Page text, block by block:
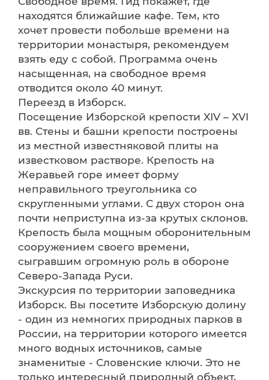
находятся ближайшие кафе. Тем, кто
хочет провести побольше времени на
территории монастыря, рекомендуем
взять еду с собой. Программа очень
насыщенная, на свободное время
отводится около 40 минут.
Переезд в Изборск.
Посещение Изборской крепости XIV – XVI
вв. Стены и башни крепости построены
из местной известняковой плиты на
известковом растворе. Крепость на
Жеравьей горе имеет форму
неправильного треугольника со
скругленными углами. С двух сторон она
почти неприступна из-за крутых склонов.
Крепость была мощным оборонительным
сооружением своего времени,
сыгравшим огромную роль в обороне
Северо-Запада Руси.
Экскурсия по территории заповедника
Изборск. Вы посетите Изборскую долину
- один из немногих природных парков в
России, на территории которого имеется
много водных источников, самые
знаменитые - Словенские ключи. Это не
только интересный природный объект,